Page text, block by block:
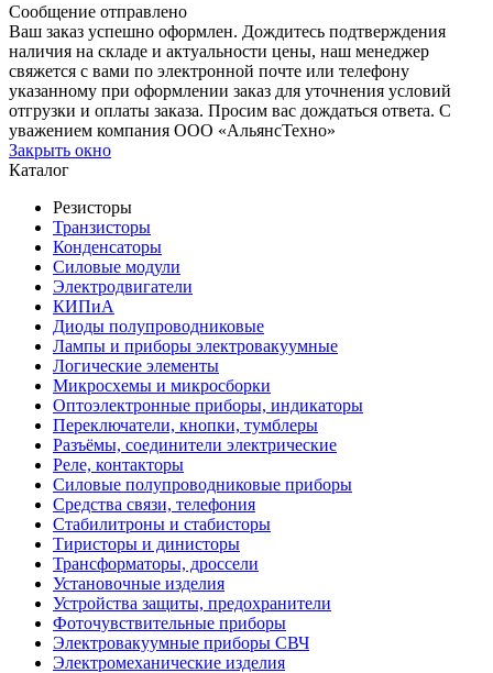
Сообщение отправлено
Ваш заказ успешно оформлен. Дождитесь подтверждения
наличия на складе и актуальности цены, наш менеджер
свяжется с вами по электронной почте или телефону
указанному при оформлении заказ для уточнения условий
отгрузки и оплаты заказа. Просим вас дождаться ответа. С
уважением компания ООО «АльянсТехно»
Закрыть окно
Каталог
Резисторы
Транзисторы
Конденсаторы
Силовые модули
Электродвигатели
КИПиА
Диоды полупроводниковые
Лампы и приборы электровакуумные
Логические элементы
Микросхемы и микросборки
Оптоэлектронные приборы, индикаторы
Переключатели, кнопки, тумблеры
Разъёмы, соединители электрические
Реле, контакторы
Силовые полупроводниковые приборы
Средства связи, телефония
Стабилитроны и стабисторы
Тиристоры и динисторы
Трансформаторы, дроссели
Установочные изделия
Устройства защиты, предохранители
Фоточувствительные приборы
Электровакуумные приборы СВЧ
Электромеханические изделия